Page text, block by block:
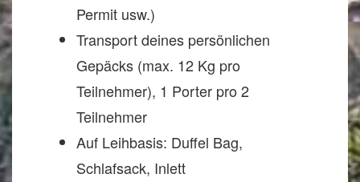
Permit usw.)
Transport deines persönlichen
Gepäcks (max. 12 Kg pro
Teilnehmer), 1 Porter pro 2
Teilnehmer
Auf Leihbasis: Duffel Bag,
Schlafsack, Inlett